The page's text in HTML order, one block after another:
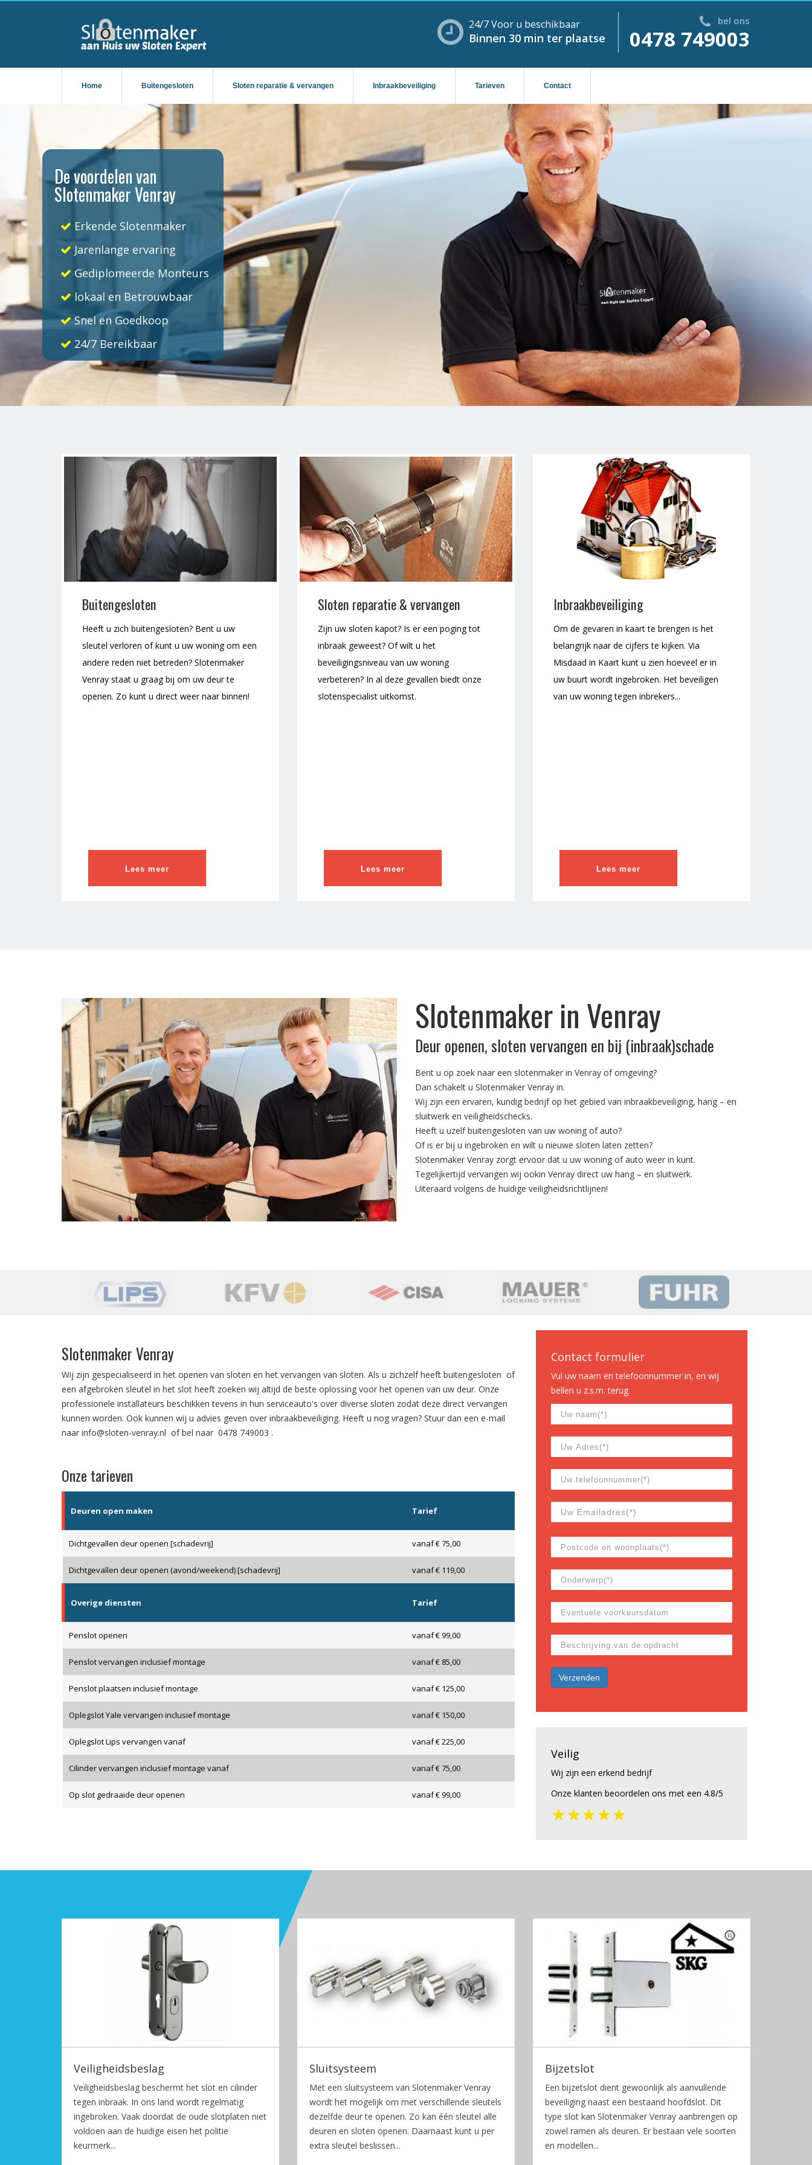
24/7 Voor u beschikbaar
Binnen 30 min ter plaatse
bel ons
0478 749003
Home Buitengesloten Sloten reparatie & vervangen Inbraakbeveiliging Tarieven Contact
De voordelen van
Slotenmaker Venray
Erkende Slotenmaker
Jarenlange ervaring
Gediplomeerde Monteurs
lokaal en Betrouwbaar
Snel en Goedkoop
24/7 Bereikbaar
Buitengesloten
Heeft u zich buitengesloten? Bent u uw
sleutel verloren of kunt u uw woning om een
andere reden niet betreden? Slotenmaker
Venray staat u graag bij om uw deur te
openen. Zo kunt u direct weer naar binnen!
Lees meer
Sloten reparatie & vervangen
Zijn uw sloten kapot? Is er een poging tot
inbraak geweest? Of wilt u het
beveiligingsniveau van uw woning
verbeteren? In al deze gevallen biedt onze
slotenspecialist uitkomst.
Lees meer
Inbraakbeveiliging
Om de gevaren in kaart te brengen is het
belangrijk naar de cijfers te kijken. Via
Misdaad in Kaart kunt u zien hoeveel er in
uw buurt wordt ingebroken. Het beveiligen
van uw woning tegen inbrekers...
Lees meer
Slotenmaker in Venray
Deur openen, sloten vervangen en bij (inbraak)schade
Bent u op zoek naar een slotenmaker in Venray of omgeving?
Dan schakelt u Slotenmaker Venray in.
Wij zijn een ervaren, kundig bedrijf op het gebied van inbraakbeveiliging, hang – en
sluitwerk en veiligheidschecks.
Heeft u uzelf buitengesloten van uw woning of auto?
Of is er bij u ingebroken en wilt u nieuwe sloten laten zetten?
Slotenmaker Venray zorgt ervoor dat u uw woning of auto weer in kunt.
Tegelijkertijd vervangen wij ookin Venray direct uw hang – en sluitwerk.
Uiteraard volgens de huidige veiligheidsrichtlijnen!
Slotenmaker Venray
Wij zijn gespecialiseerd in het openen van sloten en het vervangen van sloten. Als u zichzelf heeft buitengesloten of
een afgebroken sleutel in het slot heeft zoeken wij altijd de beste oplossing voor het openen van uw deur. Onze
professionele installateurs beschikken tevens in hun serviceauto's over diverse sloten zodat deze direct vervangen
kunnen worden. Ook kunnen wij u advies geven over inbraakbeveiliging. Heeft u nog vragen? Stuur dan een e-mail
naar info@sloten-venray.nl of bel naar 0478 749003 .
Onze tarieven
Deuren open maken Tarief
Dichtgevallen deur openen [schadevrij] vanaf € 75,00
Dichtgevallen deur openen (avond/weekend) [schadevrij] vanaf € 119,00
Overige diensten Tarief
Penslot openen vanaf € 99,00
Penslot vervangen inclusief montage vanaf € 85,00
Penslot plaatsen inclusief montage vanaf € 125,00
Oplegslot Yale vervangen inclusief montage vanaf € 150,00
Oplegslot Lips vervangen vanaf vanaf € 225,00
Cilinder vervangen inclusief montage vanaf vanaf € 75,00
Op slot gedraaide deur openen vanaf € 99,00
Contact formulier
Vul uw naam en telefoonnummer in, en wij
bellen u z.s.m. terug
Veilig
Wij zijn een erkend bedrijf
Onze klanten beoordelen ons met een 4.8/5
★★★★★
Veiligheidsbeslag
Veiligheidsbeslag beschermt het slot en cilinder
tegen inbraak. In ons land wordt regelmatig
ingebroken. Vaak doordat de oude slotplaten niet
voldoen aan de huidige eisen het politie
keurmerk...
Sluitsysteem
Met een sluitsysteem van Slotenmaker Venray
wordt het mogelijk om met verschillende sleutels
dezelfde deur te openen. Zo kan één sleutel alle
deuren en sloten openen. Daarnaast kunt u per
extra sleutel beslissen...
Bijzetslot
Een bijzetslot dient gewoonlijk als aanvullende
beveiliging naast een bestaand hoofdslot. Dit
type slot kan Slotenmaker Venray aanbrengen op
zowel ramen als deuren. Er bestaan vele soorten
en modellen...